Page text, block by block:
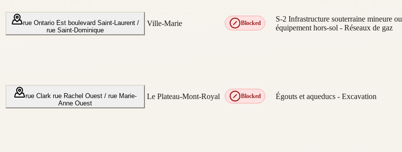
rue Ontario Est boulevard Saint-Laurent /
rue Saint-Dominique
Ville-Marie Blocked
S-2 Infrastructure souterraine mineure ou
équipement hors-sol - Réseaux de gaz
rue Clark rue Rachel Ouest / rue Marie-
Anne Ouest
Le Plateau-Mont-Royal Blocked Égouts et aqueducs - Excavation